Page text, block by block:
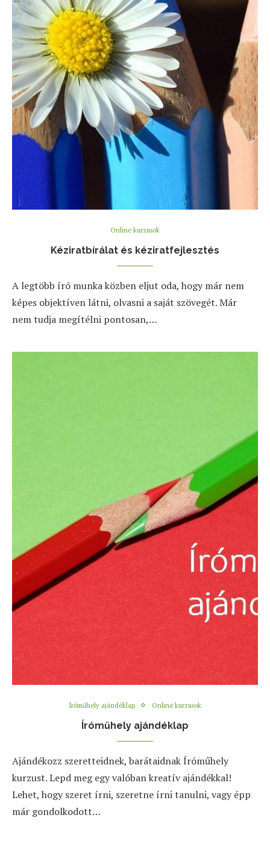
Online kurzusok
Kéziratbírálat és kéziratfejlesztés
A legtöbb író munka közben eljut oda, hogy már nem
képes objektíven látni, olvasni a saját szövegét. Már
nem tudja megítélni pontosan,…
Íróműhely ajándéklap Online kurzusok
Íróműhely ajándéklap
Ajándékozz szeretteidnek, barátaidnak Íróműhely
kurzust. Lepd meg egy valóban kreatív ajándékkal!
Lehet, hogy szeret írni, szeretne írni tanulni, vagy épp
már gondolkodott…